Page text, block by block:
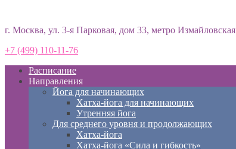
г. Москва, ул. 3-я Парковая, дом 33, метро Измайловская
+7 (499) 110-11-76
Расписание
Направления
Йога для начинающих
Хатха-йога для начинающих
Утренняя йога
Для среднего уровня и продолжающих
Хатха-йога
Хатха-йога «Сила и гибкость»